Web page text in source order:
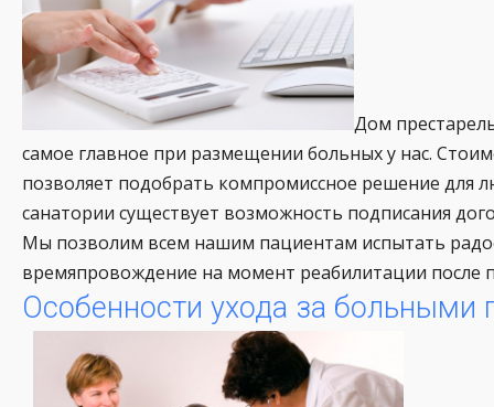
Дом
самое главное при размещении больных у нас.
позволяет подобрать компромиссное решение
санатории существует возможность подписания
Мы позволим всем нашим пациентам испытать
времяпровождение на момент реабилитации после
Особенности ухода за больными